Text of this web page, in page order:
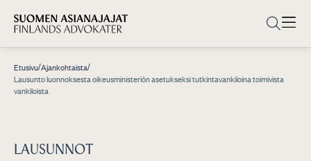
Etusivu/Ajankohtaista/
Lausunto luonnoksesta oikeusministeriön asetukseksi tutkintavankiloina toimivista
vankiloista
LAUSUNNOT